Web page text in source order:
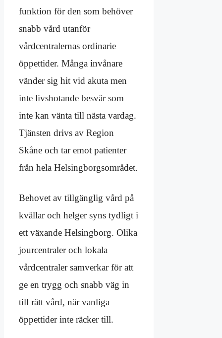
funktion för den som behöver
snabb vård utanför
vårdcentralernas ordinarie
öppettider. Många invånare
vänder sig hit vid akuta men
inte livshotande besvär som
inte kan vänta till nästa vardag.
Tjänsten drivs av Region
Skåne och tar emot patienter
från hela Helsingborgsområdet.
Behovet av tillgänglig vård på
kvällar och helger syns tydligt i
ett växande Helsingborg. Olika
jourcentraler och lokala
vårdcentraler samverkar för att
ge en trygg och snabb väg in
till rätt vård, när vanliga
öppettider inte räcker till.